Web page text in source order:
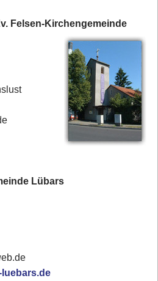
Felsen-Kirchengemeinde
Lübars